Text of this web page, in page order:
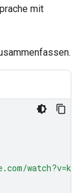
mit
watch?v=ku-